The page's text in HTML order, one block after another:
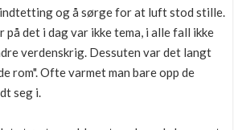
og å sørge for at luft stod stille.
det i dag var ikke tema, i alle fall ikke
verdenskrig. Dessuten var det langt
rom". Ofte varmet man bare opp de
seg i.